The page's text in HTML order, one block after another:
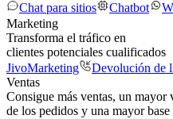
Chat para sitios
Chatbot
Marketing
Transforma el tráfico en
clientes potenciales cualificados
JivoMarketing
Devolución de
Ventas
Consigue más ventas, un mayor
de los pedidos y una mayor base